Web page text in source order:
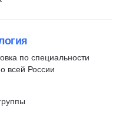
по специальности
всей России